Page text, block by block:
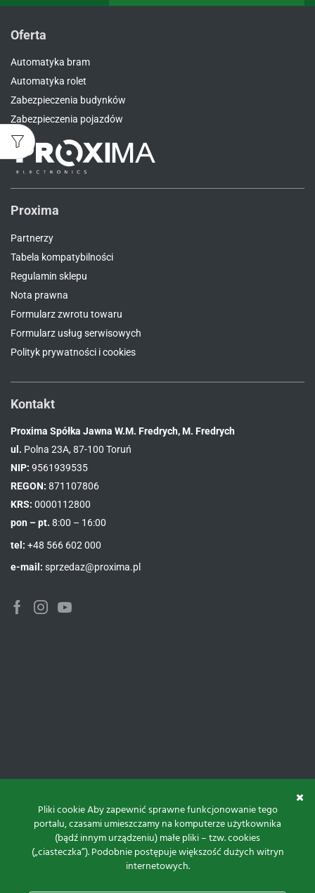
Oferta
Automatyka bram
Automatyka rolet
Zabezpieczenia budynków
Zabezpieczenia pojazdów
Proxima
Partnerzy
Tabela kompatybilności
Regulamin sklepu
Nota prawna
Formularz zwrotu towaru
Formularz usług serwisowych
Polityk prywatności i cookies
Kontakt
Proxima Spółka Jawna W.M. Fredrych, M. Fredrych
ul. Polna 23A, 87-100 Toruń
NIP: 9561939535
REGON: 871107806
KRS: 0000112800
pon – pt. 8:00 – 16:00
tel: +48 566 602 000
e-mail: sprzedaz@proxima.pl
FacebookInstagramYoutube
Pliki cookie Aby zapewnić sprawne funkcjonowanie tego
portalu, czasami umieszczamy na komputerze użytkownika
(bądź innym urządzeniu) małe pliki – tzw. cookies
(„ciasteczka”). Podobnie postępuje większość dużych witryn
internetowych.